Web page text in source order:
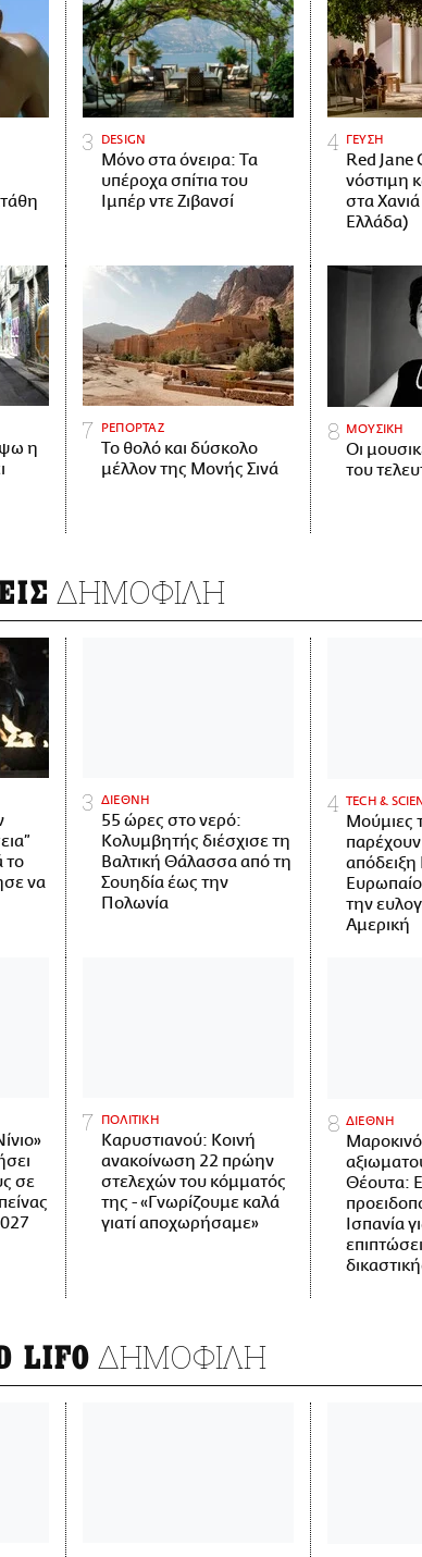
DESIGN
Μόνο στα όνειρα: Τα
υπέροχα σπίτια του
Ιμπέρ ντε Ζιβανσί
ΓΕΥΣΗ
Red Jane
νόστιμη
στα
Ελλάδα)
η
ΡΕΠΟΡΤΑΖ
Το θολό και δύσκολο
μέλλον της Μονής Σινά
ΜΟΥΣΙΚΗ
Οι
του
ΔΗΜΟΦΙΛΗ
το
να
ΔΙΕΘΝΗ
55 ώρες στο νερό:
Κολυμβητής διέσχισε τη
Βαλτική Θάλασσα από τη
Σουηδία έως την
Πολωνία
ΤECH &
Μούμιες
απόδειξη
την
Αμερική
σε
ΠΟΛΙΤΙΚΗ
Καρυστιανού: Κοινή
ανακοίνωση 22 πρώην
στελεχών του κόμματός
της - «Γνωρίζουμε καλά
γιατί αποχωρήσαμε»
ΔΙΕΘΝΗ
Θέουτα:
Ισπανία
LIFO ΔΗΜΟΦΙΛΗ